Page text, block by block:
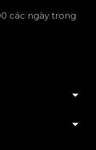
các ngày trong